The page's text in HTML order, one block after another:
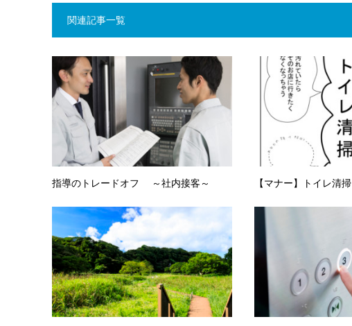
関連記事一覧
指導のトレードオフ ～社内接客～ 【マナー】トイレ清掃